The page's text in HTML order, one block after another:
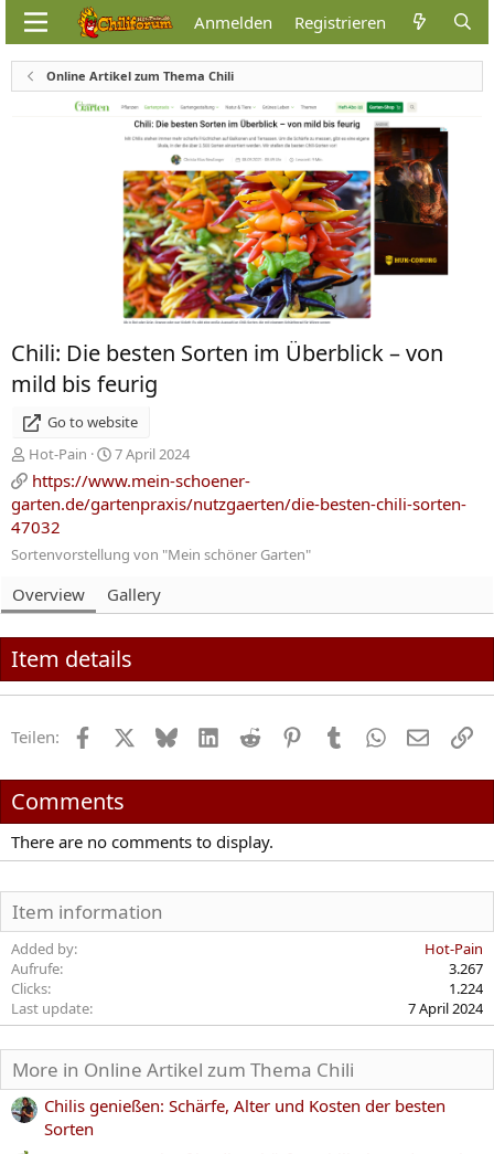
Anmelden Registrieren
Online Artikel zum Thema Chili
Chili: Die besten Sorten im Überblick – von
mild bis feurig
Go to website
A
d
d
e
d
b
Hot-Pain
C
e
a
e
a
t
7 April 2024
https://www.mein-schoener-
garten.de/gartenpraxis/nutzgaerten/die-besten-chili-sorten-
47032
Sortenvorstellung von "Mein schöner Garten"
Overview Gallery
Item details
Teilen: Facebook BlueskyLinkedIn
Reddit PinterestTumblr WhatsApp
E-Mail
Comments
There are no comments to display.
Item information
Added by
Hot-Pain
Aufrufe
3.267
Clicks
1.224
Last update
7 April 2024
More in Online Artikel zum Thema Chili
Chilis genießen: Schärfe, Alter und Kosten der besten
Sorten